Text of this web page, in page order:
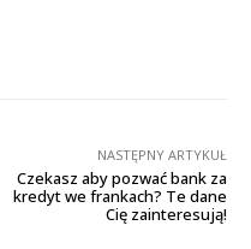
NASTĘPNY ARTYKUŁ
Czekasz aby pozwać bank za
kredyt we frankach? Te dane
Cię zainteresują!